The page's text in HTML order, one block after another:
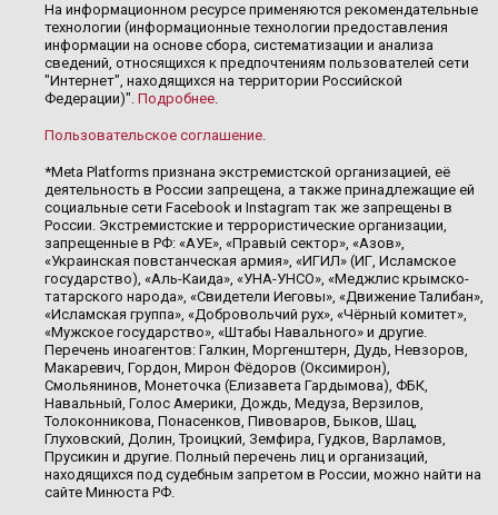
На информационном ресурсе применяются рекомендательные
технологии (информационные технологии предоставления
информации на основе сбора, систематизации и анализа
сведений, относящихся к предпочтениям пользователей сети
"Интернет", находящихся на территории Российской
Федерации)". Подробнее.
Пользовательское соглашение.
*Meta Platforms признана экстремистской организацией, её
деятельность в России запрещена, а также принадлежащие ей
социальные сети Facebook и Instagram так же запрещены в
России. Экстремистские и террористические организации,
запрещенные в РФ: «АУЕ», «Правый сектор», «Азов»,
«Украинская повстанческая армия», «ИГИЛ» (ИГ, Исламское
государство), «Аль-Каида», «УНА-УНСО», «Меджлис крымско-
татарского народа», «Свидетели Иеговы», «Движение Талибан»,
«Исламская группа», «Добровольчий рух», «Чёрный комитет»,
«Мужское государство», «Штабы Навального» и другие.
Перечень иноагентов: Галкин, Моргенштерн, Дудь, Невзоров,
Макаревич, Гордон, Мирон Фёдоров (Оксимирон),
Смольянинов, Монеточка (Елизавета Гардымова), ФБК,
Навальный, Голос Америки, Дождь, Медуза, Верзилов,
Толоконникова, Понасенков, Пивоваров, Быков, Шац,
Глуховский, Долин, Троицкий, Земфира, Гудков, Варламов,
Прусикин и другие. Полный перечень лиц и организаций,
находящихся под судебным запретом в России, можно найти на
сайте Минюста РФ.